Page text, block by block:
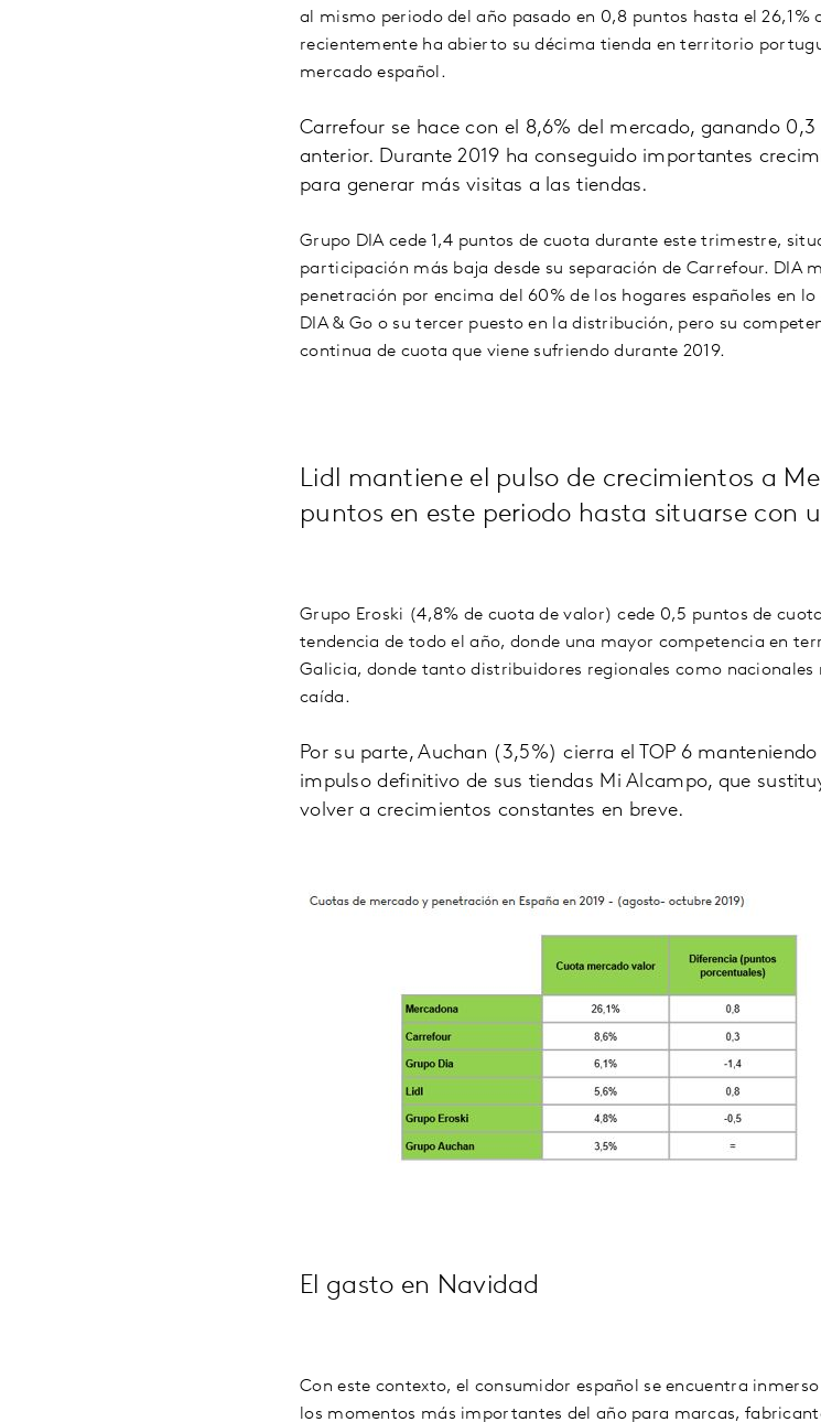
al mismo periodo del año pasado en 0,8 puntos hasta el 26,1%
recientemente ha abierto su décima tienda en territorio
mercado español.
Carrefour se hace con el 8,6% del mercado, ganando
anterior. Durante 2019 ha conseguido importantes
para generar más visitas a las tiendas.
Grupo DIA cede 1,4 puntos de cuota durante este trimestre,
participación más baja desde su separación de Carrefour. DIA
penetración por encima del 60% de los hogares españoles en
DIA & Go o su tercer puesto en la distribución, pero su
continua de cuota que viene sufriendo durante 2019.
Lidl mantiene el pulso de crecimientos a
puntos en este periodo hasta situarse con
Grupo Eroski (4,8% de cuota de valor) cede 0,5 puntos de
tendencia de todo el año, donde una mayor competencia en
Galicia, donde tanto distribuidores regionales como nacionales
caída.
Por su parte, Auchan (3,5%) cierra el TOP 6
impulso definitivo de sus tiendas Mi Alcampo, que
volver a crecimientos constantes en breve.
El gasto en Navidad
Con este contexto, el consumidor español se encuentra
los momentos más importantes del año para marcas,